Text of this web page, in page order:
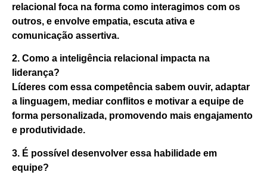
relacional foca na forma como interagimos com os
outros, e envolve empatia, escuta ativa e
comunicação assertiva.
2. Como a inteligência relacional impacta na
liderança?
Líderes com essa competência sabem ouvir, adaptar
a linguagem, mediar conflitos e motivar a equipe de
forma personalizada, promovendo mais engajamento
e produtividade.
3. É possível desenvolver essa habilidade em
equipe?